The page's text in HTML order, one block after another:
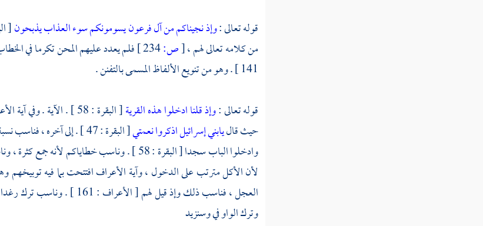
قوله تعالى :وإذ نجيناكم من آل فرعون يسومونكم سوء العذاب يذبحون
من كلامه تعالى لهم ،[ص: فلم يعدد عليهم المحن تكرما في
141 ] . وهو من تنويع الألفاظ المسمى بالتفنن .
قوله تعالى :وإذ قلنا ادخلوا هذه القرية
[ البقرة : 58 ] . الآية .
حيث قاليابني إسرائيل اذكروا نعمتي
[ البقرة : 47 ] . إلى آخره ،
وادخلوا الباب سجدا [ البقرة : 58 ] . وناسب
لأن الأكل مترتب على الدخول ، وآية الأعراف افتتحت بما فيه توبيخهم
العجل ، فناسب ذلك وإذ قيل
وترك الواو في وسنزيد